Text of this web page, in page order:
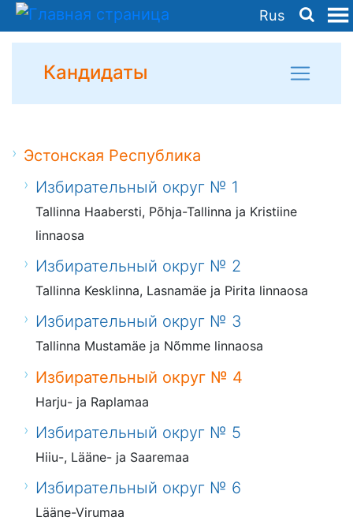
Rus
Кандидаты
Эстонская Республика
Избирательный округ № 1
Tallinna Haabersti, Põhja-Tallinna ja Kristiine
linnaosa
Избирательный округ № 2
Tallinna Kesklinna, Lasnamäe ja Pirita linnaosa
Избирательный округ № 3
Tallinna Mustamäe ja Nõmme linnaosa
Избирательный округ № 4
Harju- ja Raplamaa
Избирательный округ № 5
Hiiu-, Lääne- ja Saaremaa
Избирательный округ № 6
Lääne-Virumaa